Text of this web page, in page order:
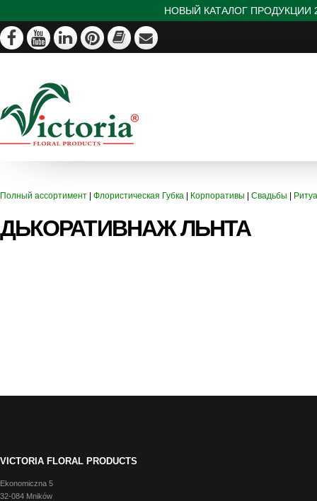
НОВЫЙ КАТАЛОГ ПРОДУКЦИИ
Полный ассортимент Флористическая Губка Корпоративы Свадьбы
ДЬКОРАТИВНАЖ ЛЬНТА
VICTORIA FLORAL PRODUCTS
Ekonomiczna 5
32-084 Mników